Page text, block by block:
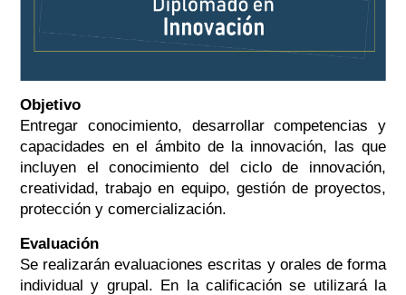
Objetivo
Entregar conocimiento, desarrollar competencias y
capacidades en el ámbito de la innovación, las que
incluyen el conocimiento del ciclo de innovación,
creatividad, trabajo en equipo, gestión de proyectos,
protección y comercialización.
Evaluación
Se realizarán evaluaciones escritas y orales de forma
individual y grupal. En la calificación se utilizará la